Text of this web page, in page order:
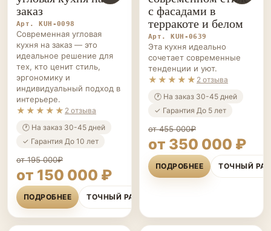
заказ
Арт. KUH-0098
Современная угловая
кухня на заказ — это
идеальное решение для
тех, кто ценит стиль,
эргономику и
индивидуальный подход в
интерьере.
★★★★★ 2 отзыва
🕐 На заказ 30-45 дней
✓ Гарантия До 10 лет
от 195 000₽
от 150 000 ₽
ПОДРОБНЕЕ ТОЧНЫЙ РАСЧЁТ
с фасадами в
терракоте и белом
Арт. KUH-0639
Эта кухня идеально
сочетает современные
тенденции и уют.
★★★★★ 2 отзыва
🕐 На заказ 30-45 дней
✓ Гарантия До 5 лет
от 455 000₽
от 350 000 ₽
ПОДРОБНЕЕ ТОЧНЫЙ